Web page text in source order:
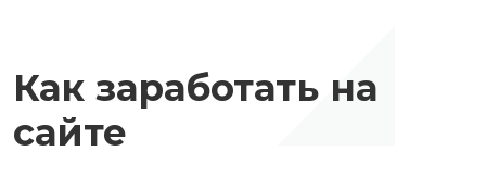
Как заработать на
сайте